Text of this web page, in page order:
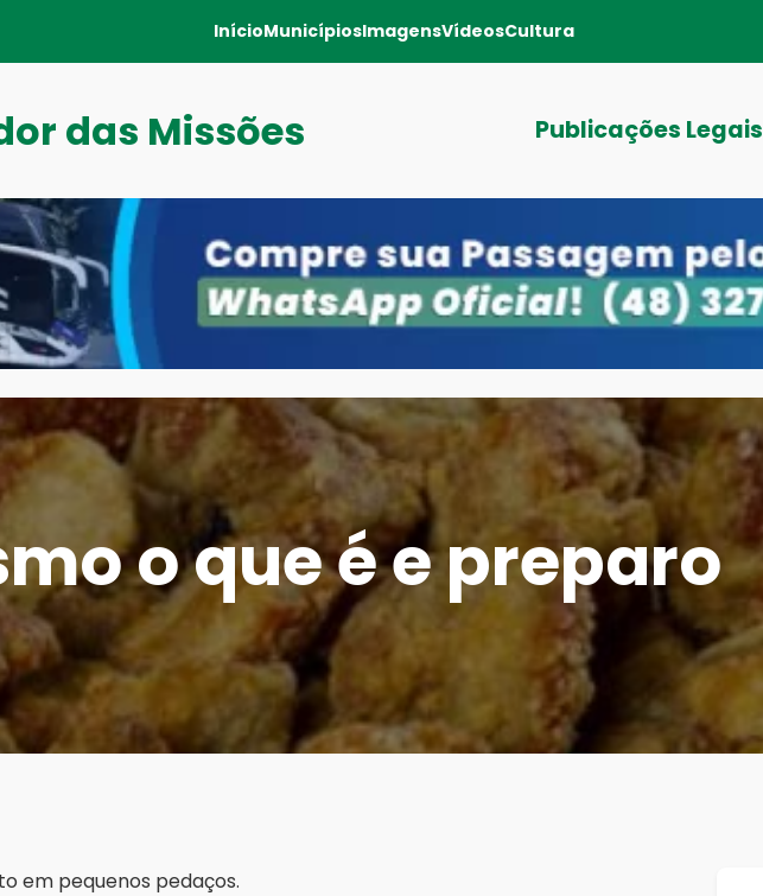
InícioMunicípiosImagensVídeosCultura
das Missões Publicações Legais
o que é e preparo
em pequenos pedaços.